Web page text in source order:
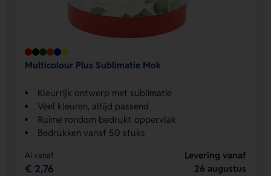
Multicolour Plus Sublimatie Mok
Kleurrijk ontwerp met sublimatie
Veel kleuren, altijd passend
Ruime rondom bedrukt oppervlak
Bedrukken vanaf 50 stuks
Al vanaf
€ 2,76
Levering vanaf
26 augustus